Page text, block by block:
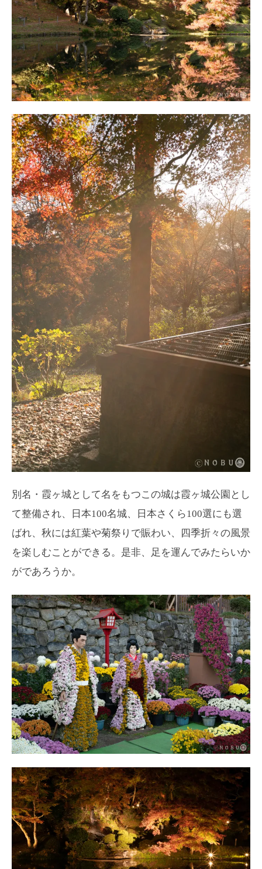
別名・霞ヶ城として名をもつこの城は霞ヶ城公園とし
て整備され、日本100名城、日本さくら100選にも選
ばれ、秋には紅葉や菊祭りで賑わい、四季折々の風景
を楽しむことができる。是非、足を運んでみたらいか
がであろうか。